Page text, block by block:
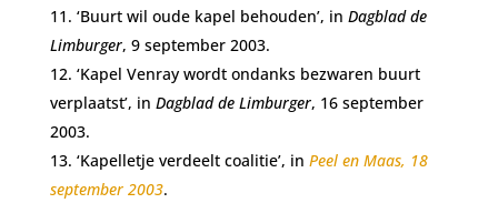
‘Buurt wil oude kapel behouden’, in Dagblad de
Limburger, 9 september 2003.
‘Kapel Venray wordt ondanks bezwaren buurt
verplaatst’, in Dagblad de Limburger, 16 september
2003.
‘Kapelletje verdeelt coalitie’, in Peel en Maas, 18
september 2003.